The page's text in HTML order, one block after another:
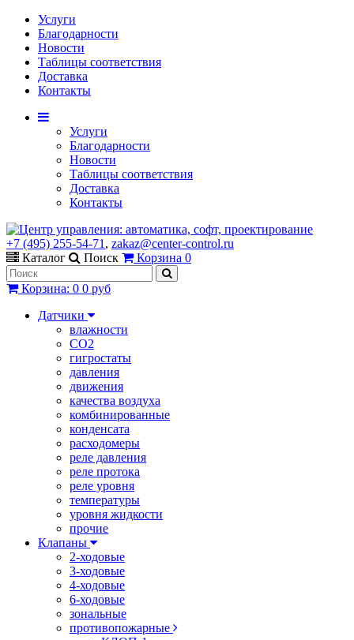
Услуги
Благодарности
Новости
Таблицы соответствия
Доставка
Контакты
Услуги
Благодарности
Новости
Таблицы соответствия
Доставка
Контакты
+7 (495) 255-54-71 , zakaz@center-control.ru
Каталог
Поиск Корзина 0
Корзина: 0 0 руб
Датчики
влажности
CO2
гигростаты
давления
движения
качества воздуха
комбинированные
конденсата
расходомеры
реле давления
реле протока
реле уровня
температуры
уровня жидкости
прочие
Клапаны
2-ходовые
3-ходовые
4-ходовые
6-ходовые
зональные
противопожарные